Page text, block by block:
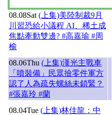
08.08Sat (上集)美陸制裁9月
川習恐給小議程 AI、稀土成
焦點牽動雙邊? #高嘉瑜 #周
榆
08.06Thu (上集)漢光主戰車
「噴裝備」民眾撿零件軍方
認了人為疏失螺絲未鎖緊？
#張嘉玲 #蘭
08.04Tue (上集)林佳龍：中